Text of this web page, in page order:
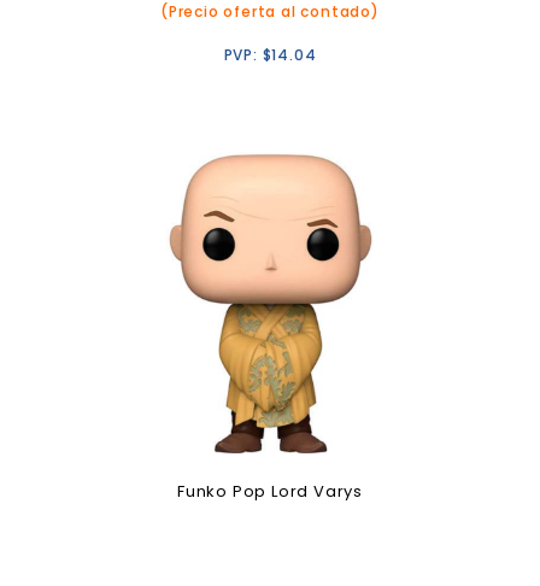
(Precio oferta al contado)
PVP: $14.04
Funko Pop Lord Varys